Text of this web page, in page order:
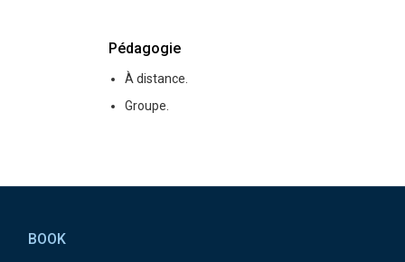
Pédagogie
À distance.
Groupe.
BOOK